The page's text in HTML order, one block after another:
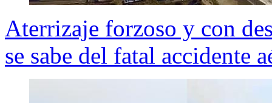
Aterrizaje forzoso y con
se sabe del fatal accidente